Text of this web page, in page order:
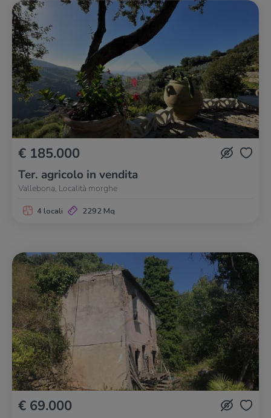
€ 185.000
Ter. agricolo in vendita
Vallebona, Località morghe
4 locali 2292 Mq
€ 69.000